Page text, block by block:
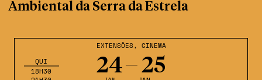
EXTENSÕES, CINEMA
24 25
QUI
18H30
Ambiental da Serra da Estrela